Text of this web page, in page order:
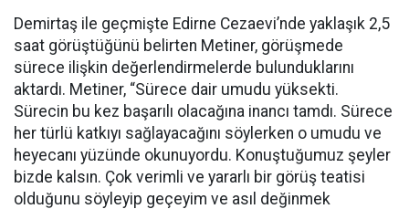
Demirtaş ile geçmişte Edirne Cezaevi’nde yaklaşık 2,5
saat görüştüğünü belirten Metiner, görüşmede
sürece ilişkin değerlendirmelerde bulunduklarını
aktardı. Metiner, “Sürece dair umudu yüksekti.
Sürecin bu kez başarılı olacağına inancı tamdı. Sürece
her türlü katkıyı sağlayacağını söylerken o umudu ve
heyecanı yüzünde okunuyordu. Konuştuğumuz şeyler
bizde kalsın. Çok verimli ve yararlı bir görüş teatisi
olduğunu söyleyip geçeyim ve asıl değinmek